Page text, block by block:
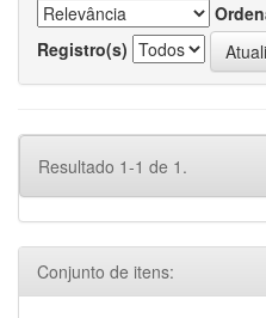
Registro(s)
Resultado 1-1 de 1.
Conjunto de itens: